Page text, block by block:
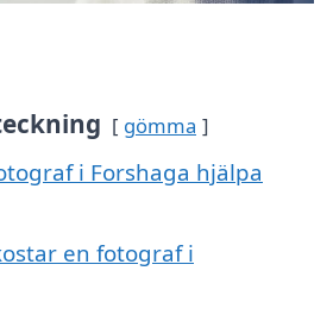
gömma
i Forshaga hjälpa
en fotograf i